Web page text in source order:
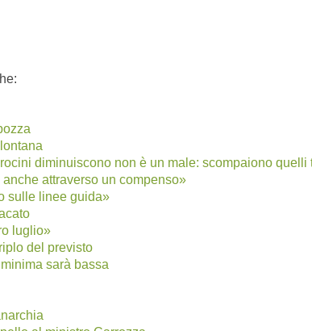
diminuiscono non è un male: scompaiono quelli
attraverso un compenso»
sulle linee guida»
luglio»
del previsto
sarà bassa